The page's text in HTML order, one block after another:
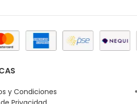
y Condiciones